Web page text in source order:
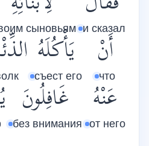
и сказал
сыновьям
أَنْ
что
يَأْكُلَهُ
съест его
عَنْهُ
от него
غَافِلُونَ
без внимания